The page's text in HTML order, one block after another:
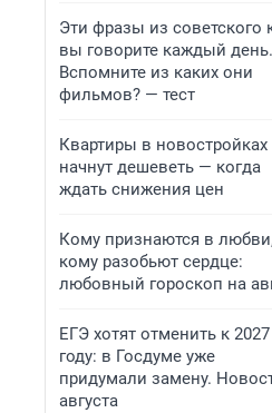
Эти фразы из советского
вы говорите каждый день.
Вспомните из каких они
фильмов? — тест
Квартиры в новостройках
начнут дешеветь — когда
ждать снижения цен
Кому признаются в
кому разобьют сердце:
любовный гороскоп на
ЕГЭ хотят отменить к 2027
году: в Госдуме уже
придумали замену.
августа